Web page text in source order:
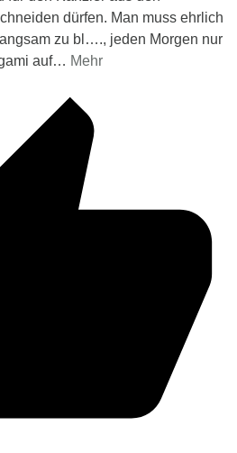
dürfen. Man muss ehrlich
zu bl…., jeden Morgen nur
auf… Mehr